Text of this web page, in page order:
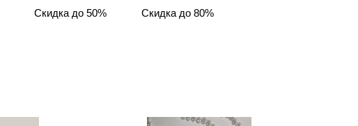
Скидка до 50% Скидка до 80%